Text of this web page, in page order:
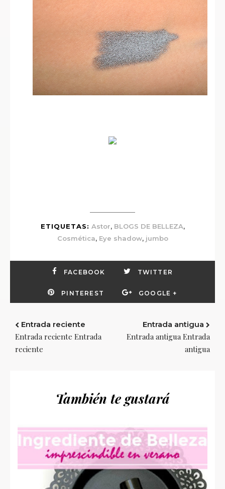
ETIQUETAS: Astor, BLOGS DE BELLEZA,
Cosmética, Eye shadow, jumbo
FACEBOOK TWITTER
PINTEREST GOOGLE +
Entrada reciente
Entrada reciente Entrada
reciente
Entrada antigua
Entrada antigua Entrada
antigua
También te gustará